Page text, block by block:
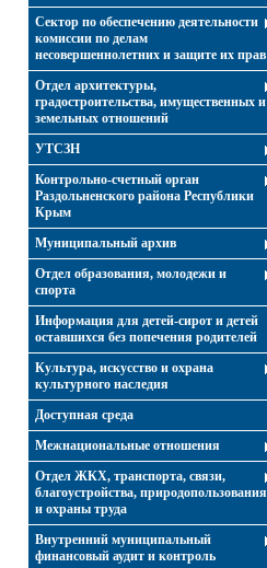
Сектор по обеспечению деятельности
комиссии по делам
несовершеннолетних и защите их прав
Отдел архитектуры,
градостроительства, имущественных и
земельных отношений
УТСЗН
Контрольно-счетный орган
Раздольненского района Республики
Крым
Муниципальный архив
Отдел образования, молодежи и
спорта
Информация для детей-сирот и детей
оставшихся без попечения родителей
Культура, искусство и охрана
культурного наследия
Доступная среда
Межнациональные отношения
Отдел ЖКХ, транспорта, связи,
благоустройства, природопользования
и охраны труда
Внутренний муниципальный
финансовый аудит и контроль